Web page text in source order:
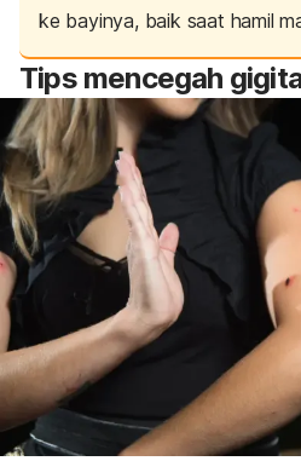
ke bayinya, baik saat hamil
Tips mencegah